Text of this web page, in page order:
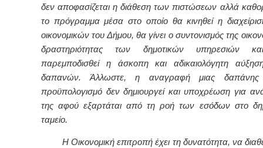
δεν αποφασίζεται η διάθεση των πιστώσεων αλλά
το πρόγραμμα μέσα στο οποίο θα κινηθεί η
οικονομικών του Δήμου, θα γίνει ο συντονισμός της
δραστηριότητας των δημοτικών υπηρεσιών
παρεμποδισθεί η άσκοπη και αδικαιολόγητη
δαπανών. Άλλωστε, η αναγραφή μιας δαπάνης
προϋπολογισμό δεν δημιουργεί και υποχρέωση για
της αφού εξαρτάται από τη ροή των εσόδων στο
ταμείο.
Η Οικονομική επιτροπή έχει τη δυνατότητα, να